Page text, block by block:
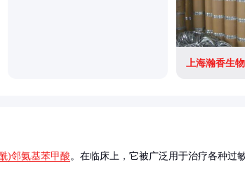
上海瀚香生
)邻氨基苯甲酸。在临床上，它被广泛用于治疗各种过